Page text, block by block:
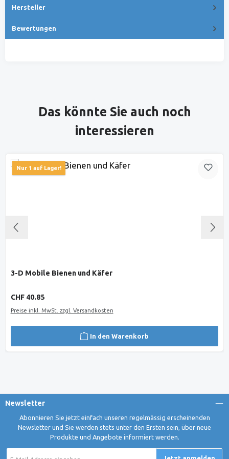
Hersteller
Bewertungen
Produktgalerie überspringen
Das könnte Sie auch noch
interessieren
Nur 1 auf Lager!
3-D Mobile Bienen und Käfer
Regulärer Preis:
CHF 40.85
Preise inkl. MwSt. zzgl. Versandkosten
In den Warenkorb
Newsletter
Abonnieren Sie jetzt einfach unseren regelmässig erscheinenden
Newsletter und Sie werden stets unter den Ersten sein, über neue
Produkte und Angebote informiert werden.